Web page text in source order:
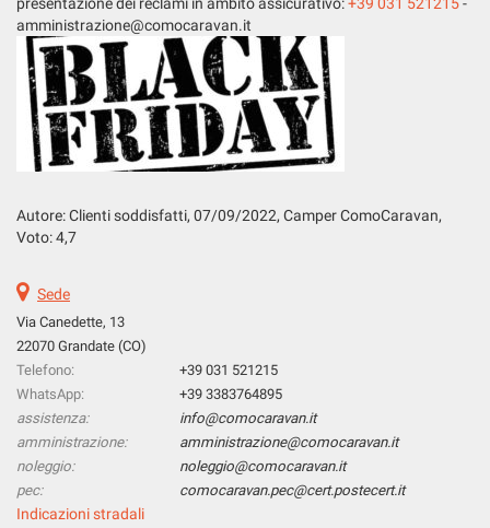
amministrazione@comocaravan.it
Autore: Clienti soddisfatti, 07/09/2022, Camper ComoCaravan,
Voto: 4,7
Sede
Via Canedette, 13
22070 Grandate (CO)
Telefono:
+39 031 521215
WhatsApp:
+39 3383764895
assistenza:
info@comocaravan.it
amministrazione:
amministrazione@comocaravan.it
noleggio:
noleggio@comocaravan.it
pec:
comocaravan.pec@cert.postecert.it
Indicazioni stradali
cookie
policy
Salva
le
impostazioni